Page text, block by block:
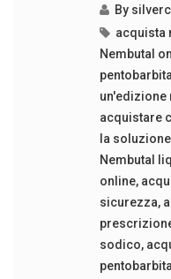
By
acquista
Nembutal
un'edizione
acquistare
la
Nembutal
online,
sicurezza,
sodico,
pentobarbital